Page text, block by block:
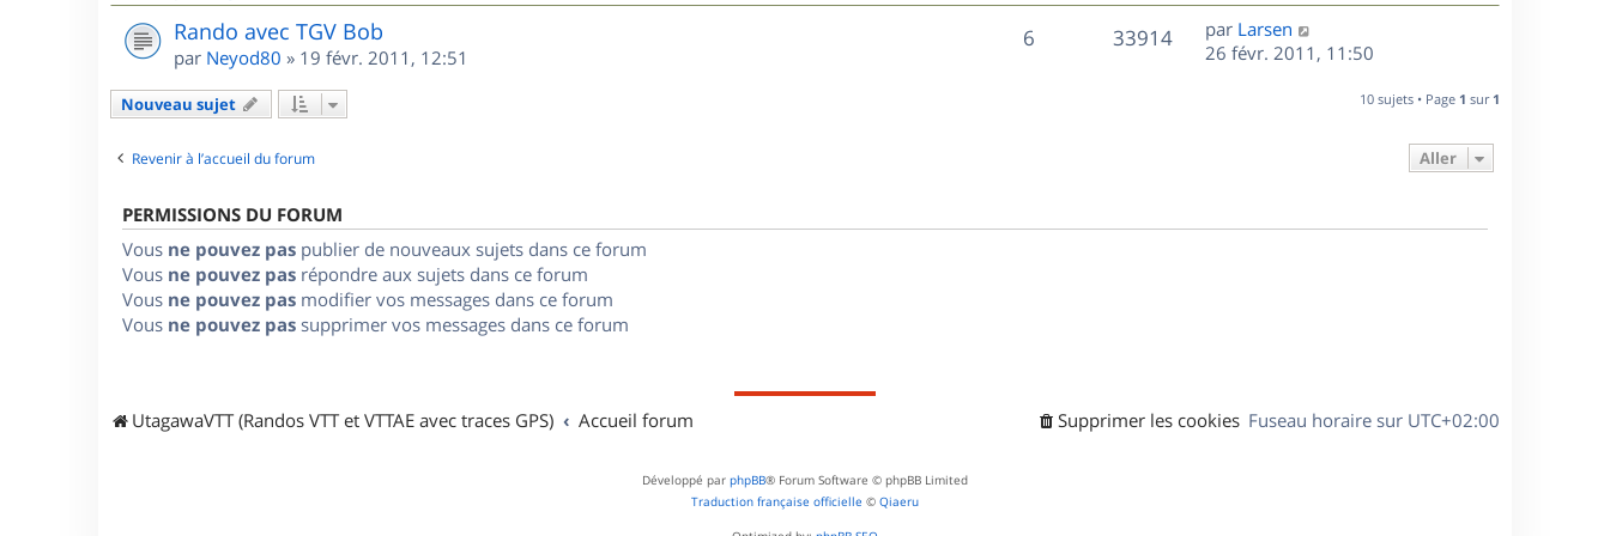
a
g
e
s
e
s
s
e
r
m
é
p
e
u
r
n
i
Rando avec TGV Bob
par Neyod80 » 19 févr. 2011, 12:51
6R
33914V
D
e
par Larsen
26 févr. 2011, 11:50
Nouveau sujet 10 sujets • Page 1 sur 1
Revenir à l’accueil du forum Aller
PERMISSIONS DU FORUM
Vous ne pouvez pas publier de nouveaux sujets dans ce forum
Vous ne pouvez pas répondre aux sujets dans ce forum
Vous ne pouvez pas modifier vos messages dans ce forum
Vous ne pouvez pas supprimer vos messages dans ce forum
UtagawaVTT (Randos VTT et VTTAE avec traces GPS) Accueil forum Fuseau horaire sur UTC+02:00
Supprimer les cookies
Développé par phpBB® Forum Software © phpBB Limited
Traduction française officielle © Qiaeru